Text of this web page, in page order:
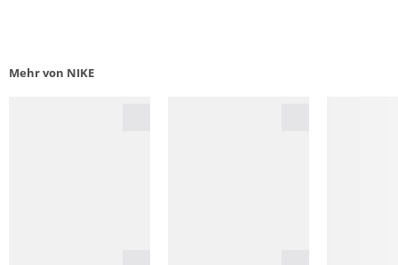
Mehr von NIKE